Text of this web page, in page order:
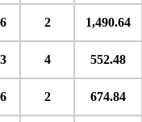
2 1,490.64
4 552.48
2 674.84